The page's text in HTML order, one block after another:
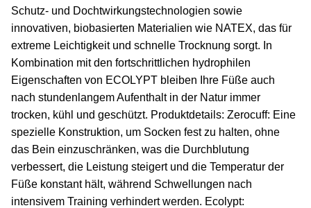
Schutz- und Dochtwirkungstechnologien sowie
innovativen, biobasierten Materialien wie NATEX, das für
extreme Leichtigkeit und schnelle Trocknung sorgt. In
Kombination mit den fortschrittlichen hydrophilen
Eigenschaften von ECOLYPT bleiben Ihre Füße auch
nach stundenlangem Aufenthalt in der Natur immer
trocken, kühl und geschützt. Produktdetails: Zerocuff: Eine
spezielle Konstruktion, um Socken fest zu halten, ohne
das Bein einzuschränken, was die Durchblutung
verbessert, die Leistung steigert und die Temperatur der
Füße konstant hält, während Schwellungen nach
intensivem Training verhindert werden. Ecolypt: